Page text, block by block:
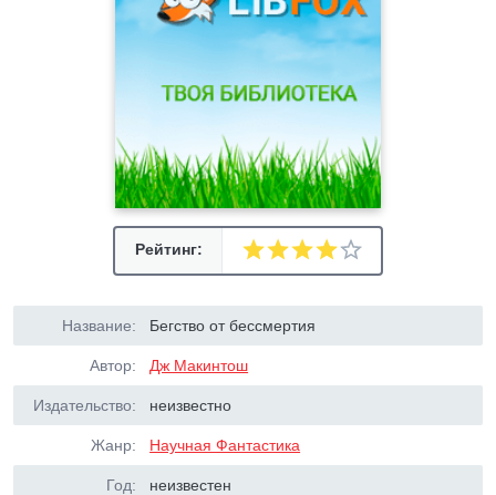
Рейтинг:
Название: Бегство от бессмертия
Автор: Дж Макинтош
Издательство: неизвестно
Жанр: Научная Фантастика
Год: неизвестен